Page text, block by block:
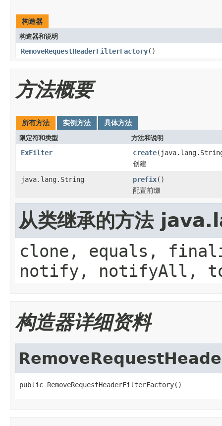
构造器
构造器和说明
RemoveRequestHeaderFilterFactory()
方法概要
所有方法 实例方法 具体方法
限定符和类型 方法和说明
ExFilter create
创建
java.lang.String
prefix()
配置前缀
从类继承的方法
clone, equals,
notify, notifyAll,
构造器详细资料
public RemoveRequestHeaderFilterFactory()